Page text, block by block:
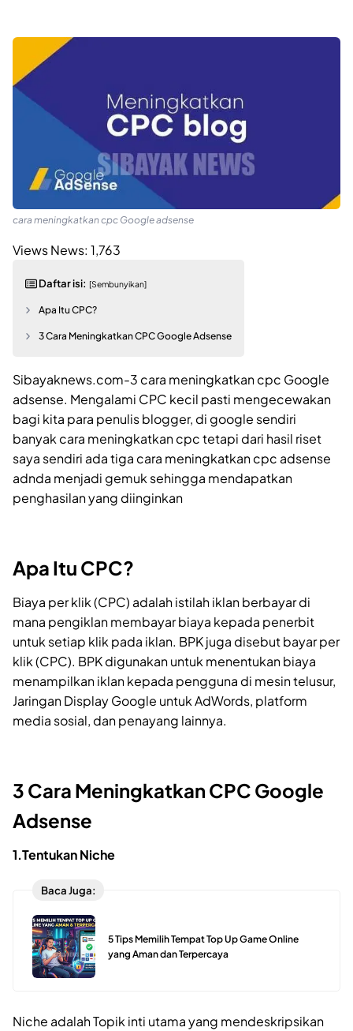
cara meningkatkan cpc Google adsense
Views News: 1,763
Daftar isi: [Sembunyikan]
Apa Itu CPC?
3 Cara Meningkatkan CPC Google Adsense
Sibayaknews.com-3 cara meningkatkan cpc Google
adsense. Mengalami CPC kecil pasti mengecewakan
bagi kita para penulis blogger, di google sendiri
banyak cara meningkatkan cpc tetapi dari hasil riset
saya sendiri ada tiga cara meningkatkan cpc adsense
adnda menjadi gemuk sehingga mendapatkan
penghasilan yang diinginkan
Apa Itu CPC?
Biaya per klik (CPC) adalah istilah iklan berbayar di
mana pengiklan membayar biaya kepada penerbit
untuk setiap klik pada iklan. BPK juga disebut bayar per
klik (CPC). BPK digunakan untuk menentukan biaya
menampilkan iklan kepada pengguna di mesin telusur,
Jaringan Display Google untuk AdWords, platform
media sosial, dan penayang lainnya.
3 Cara Meningkatkan CPC Google
Adsense
1.Tentukan Niche
Baca Juga:
5 Tips Memilih Tempat Top Up Game Online
yang Aman dan Terpercaya
Niche adalah Topik inti utama yang mendeskripsikan